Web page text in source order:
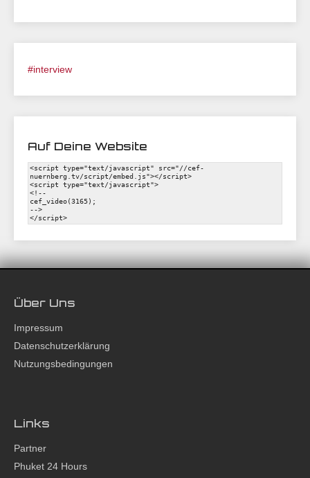
#interview
Auf Deine Website
Über Uns
Impressum
Datenschutzerklärung
Nutzungsbedingungen
Links
Partner
Phuket 24 Hours